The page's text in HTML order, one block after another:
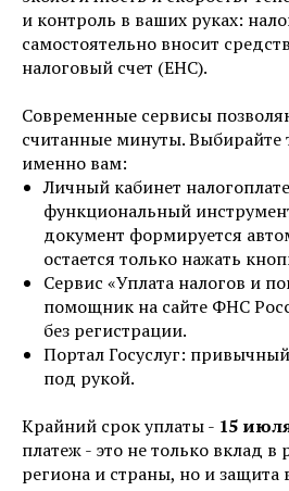
и контроль в ваших руках:
самостоятельно вносит
налоговый счет (ЕНС).
Современные сервисы
считанные минуты. Выбирайте
именно вам:
Личный кабинет
функциональный
документ формируется
остается только нажать
Сервис «Уплата налогов и
помощник на сайте ФНС
без регистрации.
Портал Госуслуг:
под рукой.
Крайний срок уплаты - 15
платеж - это не только вклад в
региона и страны, но и защита